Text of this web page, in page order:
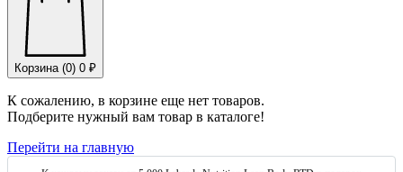
Корзина (0) 0 ₽
К сожалению, в корзине еще нет товаров.
Подберите нужный вам товар в каталоге!
Перейти на главную